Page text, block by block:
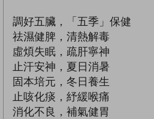
調好五臟，「五季」保健
祛濕健脾，清熱解毒
虛煩失眠，疏肝寧神
止汗安神，夏日消暑
固本培元，冬日養生
止咳化痰，紓緩喉痛
消化不良，補氣健胃